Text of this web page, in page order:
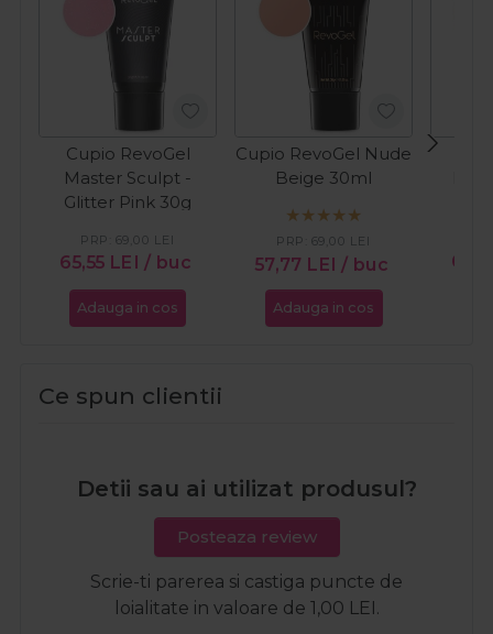
Cupio RevoGel
Master Sculpt -
Glitter Pink 30g
65,55 LEI / buc
PRP: 69,00 LEI
Adauga in cos
Cupio RevoGel Nude
Beige 30ml
57,77 LEI / buc
PRP: 69,00 LEI
Adauga in cos
Ce spun clientii
Detii sau ai utilizat produsul?
Posteaza review
Scrie-ti parerea si castiga puncte de
loialitate in valoare de 1,00 LEI.